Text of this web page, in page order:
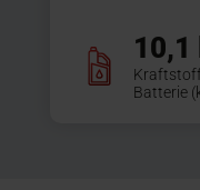
10,1
Batterie